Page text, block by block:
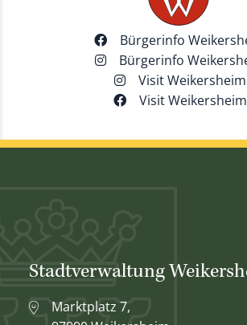
Bürgerinfo
Bürgerinfo
Visit Weikersheim
Visit Weikersheim
Stadtverwaltung
Marktplatz 7,